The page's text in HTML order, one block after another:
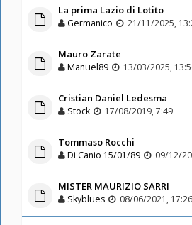
La prima Lazio di Lotito
Germanico 21/11/2025,
Mauro Zarate
Manuel89 13/03/2025,
Cristian Daniel Ledesma
Stock 17/08/2019, 7:49
Tommaso Rocchi
Di Canio 15/01/89 09/12/
MISTER MAURIZIO SARRI
Skyblues 08/06/2021, 17:26